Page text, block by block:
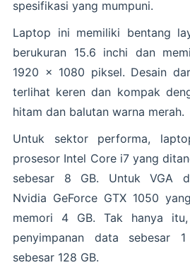
spesifikasi yang mumpuni.
Laptop ini memiliki bentang
berukuran 15.6 inchi dan
1920 x 1080 piksel. Desain
terlihat keren dan kompak
hitam dan balutan warna merah.
Untuk sektor performa,
prosesor Intel Core i7 yang
sebesar 8 GB. Untuk VGA
Nvidia GeForce GTX 1050
memori 4 GB. Tak hanya
penyimpanan data sebesar
sebesar 128 GB.